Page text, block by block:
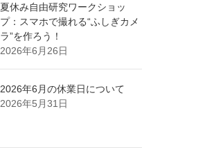
夏休み自由研究ワークショッ
プ：スマホで撮れる“ふしぎカメ
ラ”を作ろう！
2026年6月26日
2026年6月の休業日について
2026年5月31日